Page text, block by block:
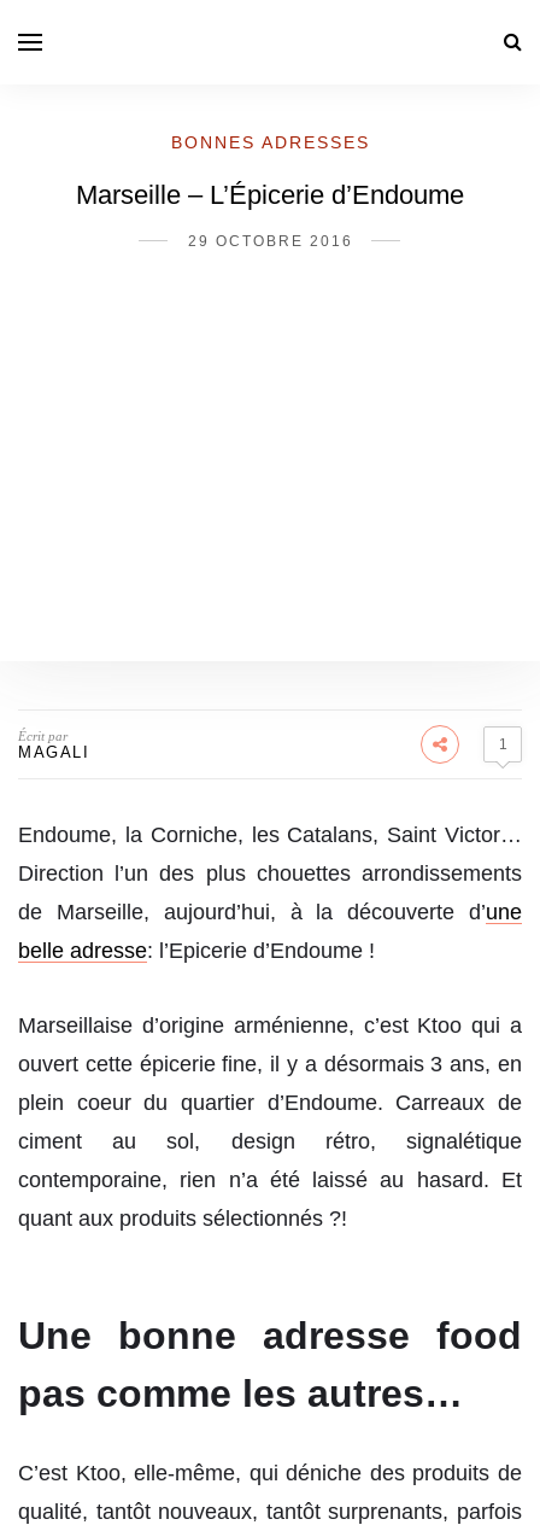
BONNES ADRESSES
Marseille – L’Épicerie d’Endoume
29 OCTOBRE 2016
Écrit par
MAGALI 1
Endoume, la Corniche, les Catalans, Saint Victor…
Direction l’un des plus chouettes arrondissements
de Marseille, aujourd’hui, à la découverte d’une
belle adresse: l’Epicerie d’Endoume !
Marseillaise d’origine arménienne, c’est Ktoo qui a
ouvert cette épicerie fine, il y a désormais 3 ans, en
plein coeur du quartier d’Endoume. Carreaux de
ciment au sol, design rétro, signalétique
contemporaine, rien n’a été laissé au hasard. Et
quant aux produits sélectionnés ?!
Une bonne adresse food
pas comme les autres…
C’est Ktoo, elle-même, qui déniche des produits de
qualité, tantôt nouveaux, tantôt surprenants, parfois